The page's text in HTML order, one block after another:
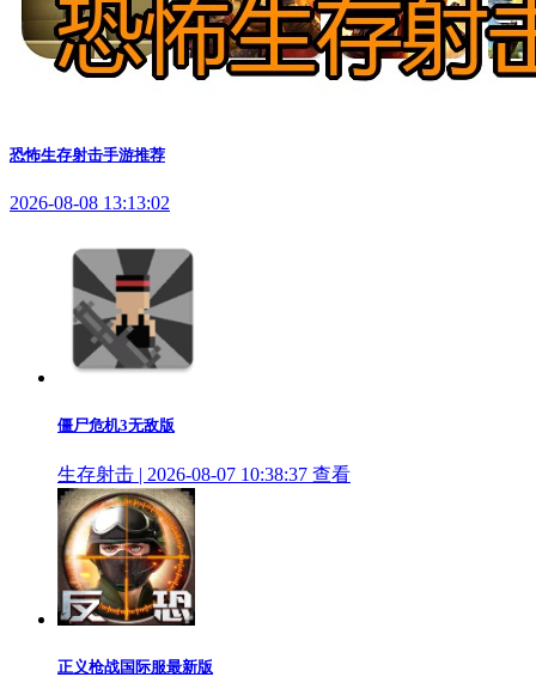
恐怖生存射击手游推荐
2026-08-08 13:13:02
僵尸危机3无敌版
生存射击 | 2026-08-07 10:38:37 查看
正义枪战国际服最新版